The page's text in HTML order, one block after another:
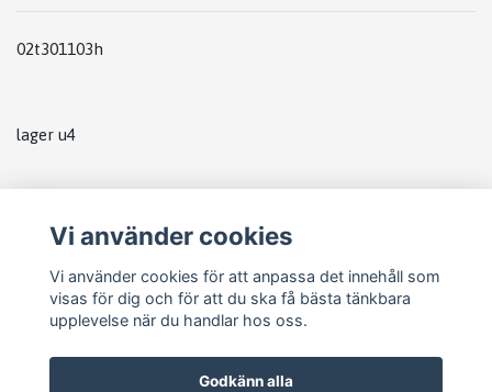
02t301103h
lager u4
Vi använder cookies
Vi använder cookies för att anpassa det innehåll som
visas för dig och för att du ska få bästa tänkbara
upplevelse när du handlar hos oss.
Godkänn alla